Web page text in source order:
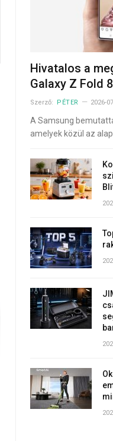
Hivatalos a
Galaxy Z Fold 8
Szerző: PÉTER 2026-
A Samsung
amelyek közül az